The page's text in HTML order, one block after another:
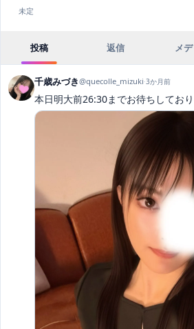
未定
投稿 返信 メ
千歳みづき@quecolle_mizuki·3か月前
本日明大前26:30までお待ちしてお